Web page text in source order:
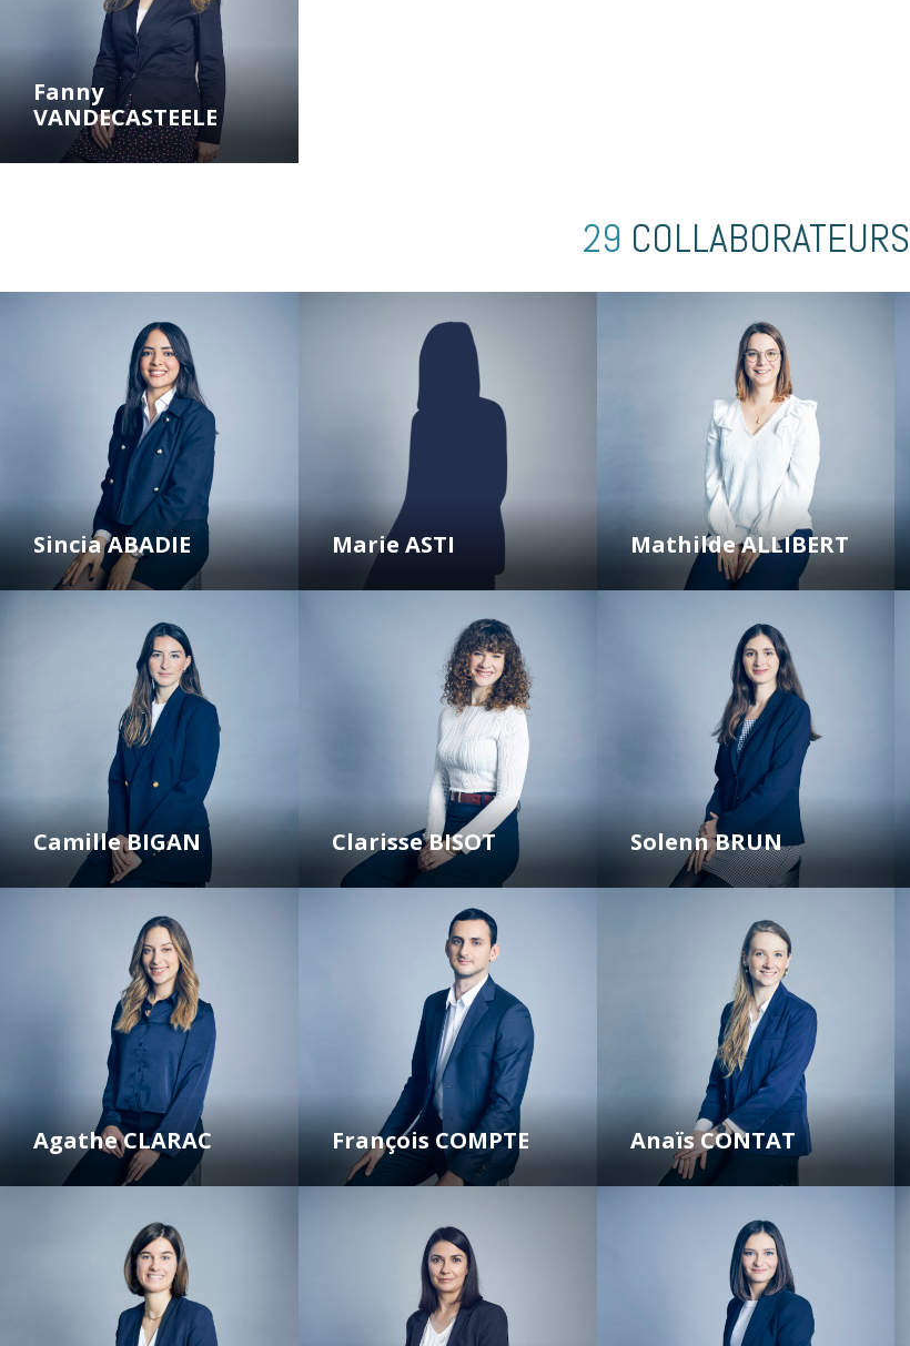
Fanny
VANDECASTEELE
29 COLLABORATEURS
Sincia ABADIE Marie ASTI Mathilde ALLIBERT
Camille BIGAN Clarisse BISOT Solenn BRUN
Agathe CLARAC François COMPTE Anaïs CONTAT